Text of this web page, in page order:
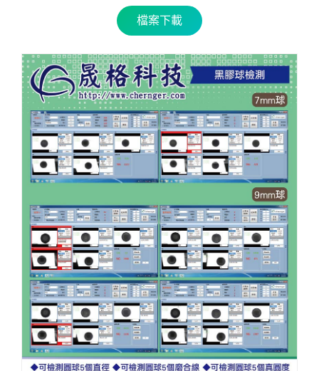
檔案下載